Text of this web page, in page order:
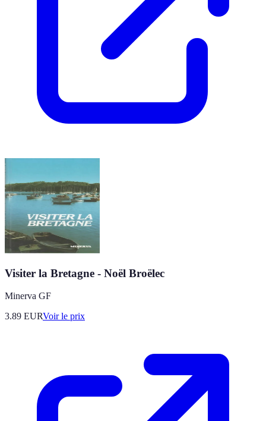
Visiter la Bretagne - Noël Broëlec
Minerva GF
3.89 EURVoir le prix